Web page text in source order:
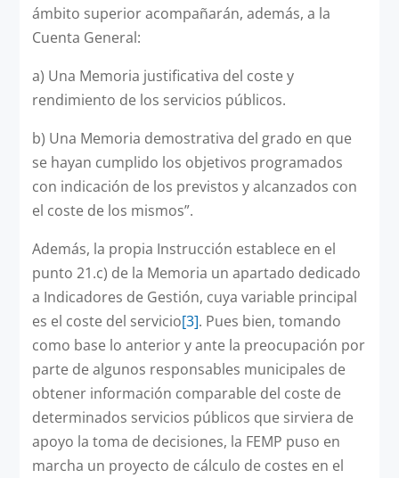
ámbito superior acompañarán, además, a la
Cuenta General:
a) Una Memoria justificativa del coste y
rendimiento de los servicios públicos.
b) Una Memoria demostrativa del grado en que
se hayan cumplido los objetivos programados
con indicación de los previstos y alcanzados con
el coste de los mismos”.
Además, la propia Instrucción establece en el
punto 21.c) de la Memoria un apartado dedicado
a Indicadores de Gestión, cuya variable principal
es el coste del servicio[3]. Pues bien, tomando
como base lo anterior y ante la preocupación por
parte de algunos responsables municipales de
obtener información comparable del coste de
determinados servicios públicos que sirviera de
apoyo la toma de decisiones, la FEMP puso en
marcha un proyecto de cálculo de costes en el